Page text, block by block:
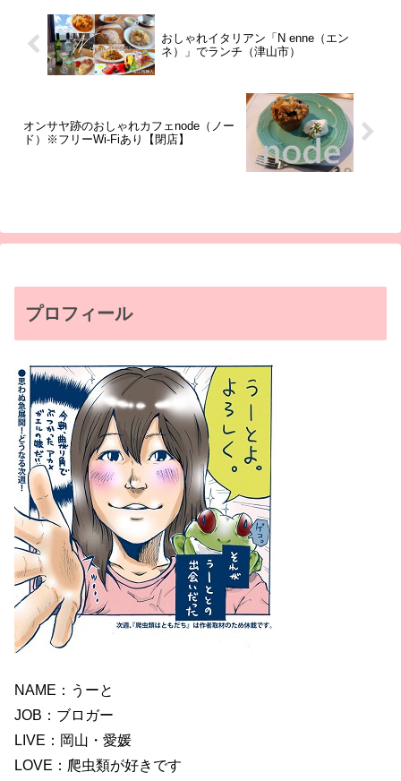
おしゃれイタリアン「N enne（エン
ネ）」でランチ（津山市）
オンサヤ跡のおしゃれカフェnode（ノー
ド）※フリーWi-Fiあり【閉店】
プロフィール
NAME：うーと
JOB：ブロガー
LIVE：岡山・愛媛
LOVE：爬虫類が好きです